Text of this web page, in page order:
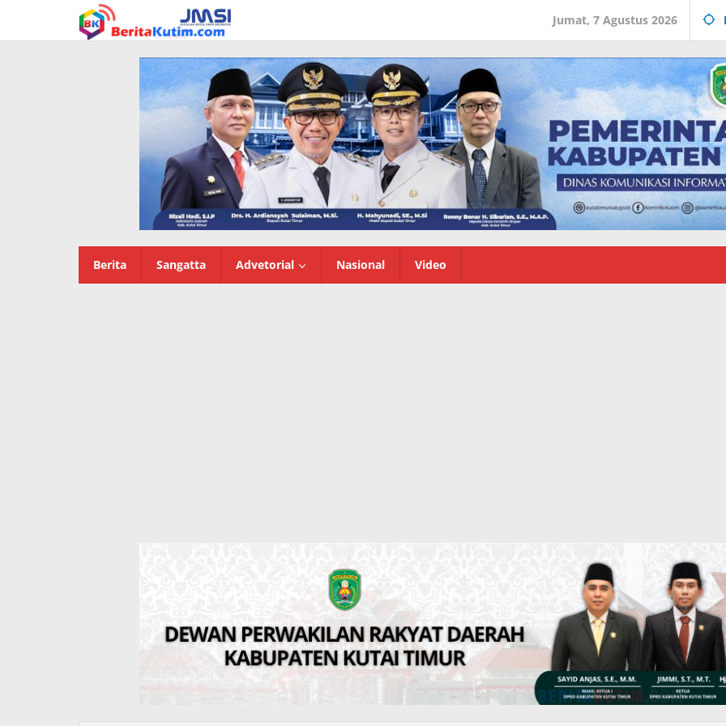
konten
Jumat, 7 Agustus 2026
Berita Sangatta Advetorial Nasional Video